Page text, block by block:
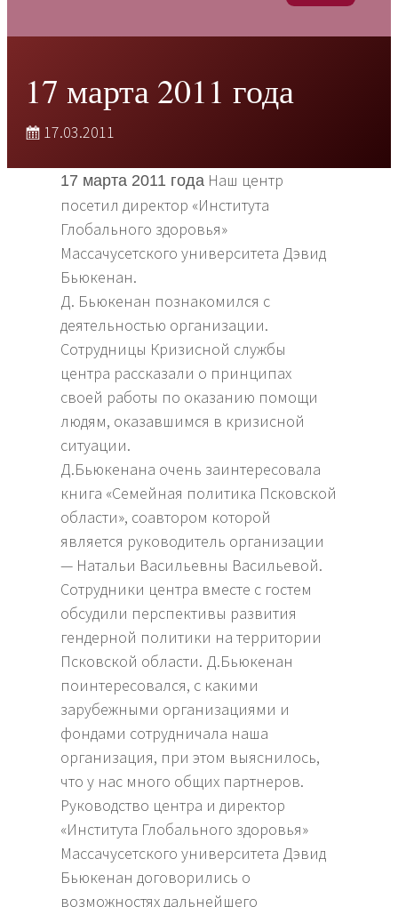
17 марта 2011 года
17.03.2011
17 марта 2011 года Наш центр
посетил директор «Института
Глобального здоровья»
Массачусетского университета Дэвид
Бьюкенан.
Д. Бьюкенан познакомился с
деятельностью организации.
Сотрудницы Кризисной службы
центра рассказали о принципах
своей работы по оказанию помощи
людям, оказавшимся в кризисной
ситуации.
Д.Бьюкенана очень заинтересовала
книга «Семейная политика Псковской
области», соавтором которой
является руководитель организации
— Натальи Васильевны Васильевой.
Сотрудники центра вместе с гостем
обсудили перспективы развития
гендерной политики на территории
Псковской области. Д.Бьюкенан
поинтересовался, с какими
зарубежными организациями и
фондами сотрудничала наша
организация, при этом выяснилось,
что у нас много общих партнеров.
Руководство центра и директор
«Института Глобального здоровья»
Массачусетского университета Дэвид
Бьюкенан договорились о
возможностях дальнейшего